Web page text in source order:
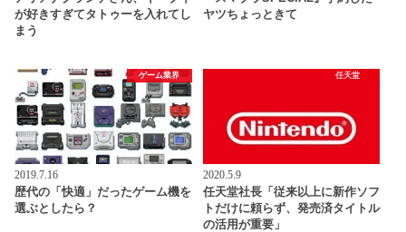
が好きすぎてタトゥーを入れてし
まう
ヤツちょっときて
ゲーム業界
2019.7.16
歴代の「快適」だったゲーム機を
選ぶとしたら？
任天堂
2020.5.9
任天堂社長「従来以上に新作ソフ
トだけに頼らず、発売済タイトル
の活用が重要」